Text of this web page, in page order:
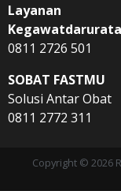
Layanan
0811 2726 501
SOBAT FASTMU
Solusi Antar Obat
0811 2772 311
Copyright © 2026